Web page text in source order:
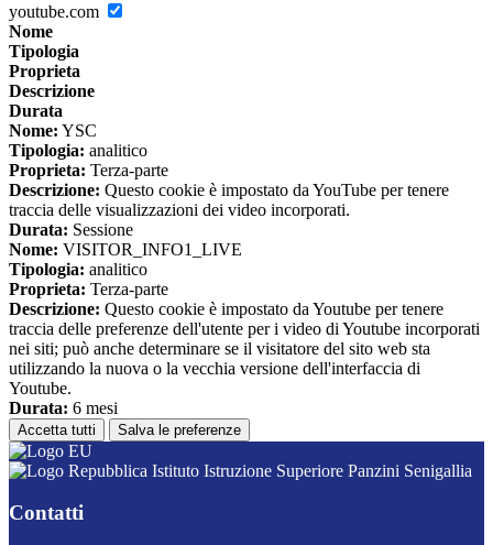
youtube.com
Nome
Tipologia
Proprieta
Descrizione
Durata
Nome: YSC
Tipologia: analitico
Proprieta: Terza-parte
Descrizione: Questo cookie è impostato da YouTube per tenere
traccia delle visualizzazioni dei video incorporati.
Durata: Sessione
Nome: VISITOR_INFO1_LIVE
Tipologia: analitico
Proprieta: Terza-parte
Descrizione: Questo cookie è impostato da Youtube per tenere
traccia delle preferenze dell'utente per i video di Youtube incorporati
nei siti; può anche determinare se il visitatore del sito web sta
utilizzando la nuova o la vecchia versione dell'interfaccia di
Youtube.
Durata: 6 mesi
Accetta tutti Salva le preferenze
Istituto Istruzione Superiore Panzini Senigallia
Contatti